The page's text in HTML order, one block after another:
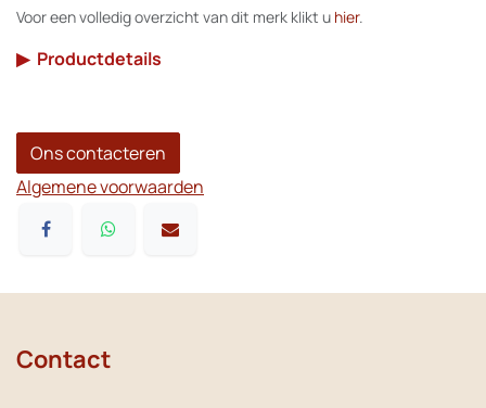
Voor een volledig overzicht van dit merk klikt u hier.
▶ Productdetails
Ons contacteren
Algemene voorwaarden
Contact